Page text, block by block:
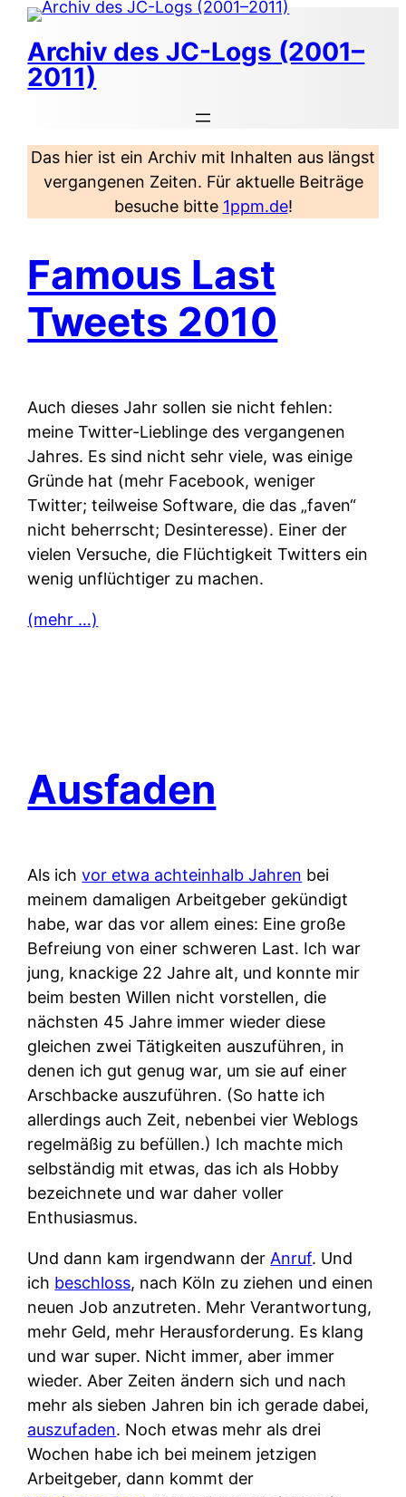
Zum
Inhalt
springen
Archiv des JC-Logs (2001–
2011)
Das hier ist ein Archiv mit Inhalten aus längst
vergangenen Zeiten. Für aktuelle Beiträge
besuche bitte 1ppm.de!
Famous Last
Tweets 2010
Auch dieses Jahr sollen sie nicht fehlen:
meine Twitter-Lieblinge des vergangenen
Jahres. Es sind nicht sehr viele, was einige
Gründe hat (mehr Facebook, weniger
Twitter; teilweise Software, die das „faven“
nicht beherrscht; Desinteresse). Einer der
vielen Versuche, die Flüchtigkeit Twitters ein
wenig unflüchtiger zu machen.
(mehr …)
Ausfaden
Als ichvor etwa achteinhalb Jahren bei
meinem damaligen Arbeitgeber gekündigt
habe, war das vor allem eines: Eine große
Befreiung von einer schweren Last. Ich war
jung, knackige 22 Jahre alt, und konnte mir
beim besten Willen nicht vorstellen, die
nächsten 45 Jahre immer wieder diese
gleichen zwei Tätigkeiten auszuführen, in
denen ich gut genug war, um sie auf einer
Arschbacke auszuführen. (So hatte ich
allerdings auch Zeit, nebenbei vier Weblogs
regelmäßig zu befüllen.) Ich machte mich
selbständig mit etwas, das ich als Hobby
bezeichnete und war daher voller
Enthusiasmus.
Und dann kam irgendwann der Anruf. Und
ich beschloss, nach Köln zu ziehen und einen
neuen Job anzutreten. Mehr Verantwortung,
mehr Geld, mehr Herausforderung. Es klang
und war super. Nicht immer, aber immer
wieder. Aber Zeiten ändern sich und nach
mehr als sieben Jahren bin ich gerade dabei,
auszufaden. Noch etwas mehr als drei
Wochen habe ich bei meinem jetzigen
Arbeitgeber, dann kommt der